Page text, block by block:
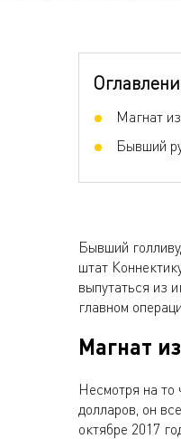
Магнат
Бывший
Бывший
штат
выпутаться из
главном
Магнат
Несмотря на то
долларов, он
октябре 2017